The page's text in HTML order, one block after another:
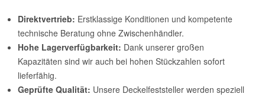
Direktvertrieb: Erstklassige Konditionen und kompetente
technische Beratung ohne Zwischenhändler.
Hohe Lagerverfügbarkeit: Dank unserer großen
Kapazitäten sind wir auch bei hohen Stückzahlen sofort
lieferfähig.
Geprüfte Qualität: Unsere Deckelfeststeller werden speziell